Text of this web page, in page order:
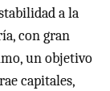
a la
con gran
un objetivo
capitales,